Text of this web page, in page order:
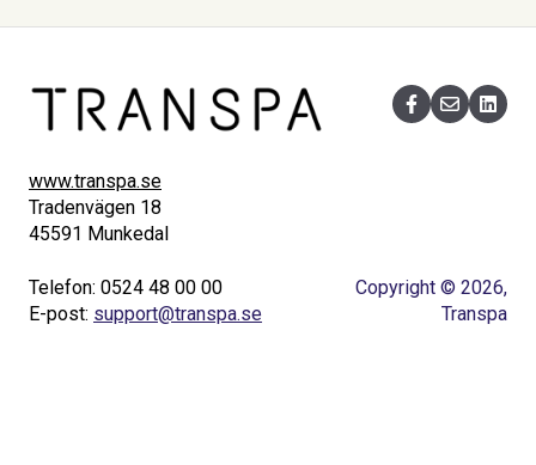
www.transpa.se
Tradenvägen 18
45591 Munkedal
Telefon: 0524 48 00 00
E-post: support@transpa.se
Copyright © 2026,
Transpa